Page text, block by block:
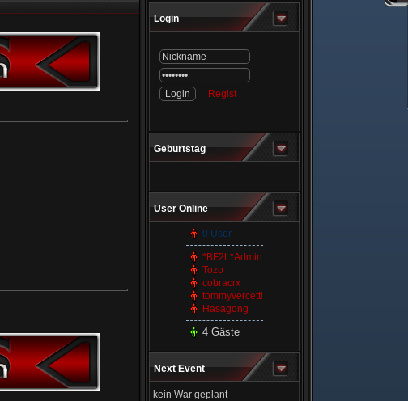
Login
Regist
Geburtstag
User Online
0 User
*BF2L*Admin
Tozo
cobracrx
tommyvercetti
Hasagong
4 Gäste
Next Event
kein War geplant